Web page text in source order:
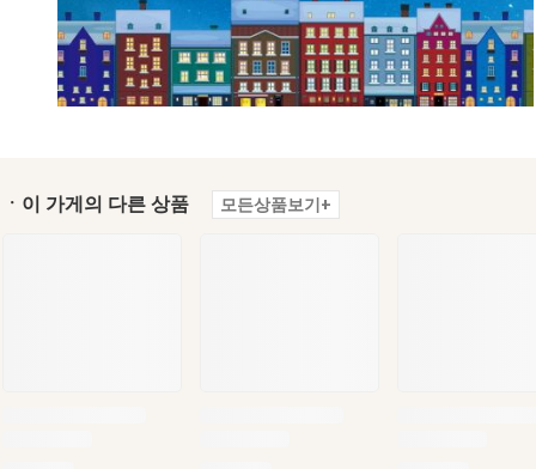
ㆍ이 가게의 다른 상품 모든상품보기+